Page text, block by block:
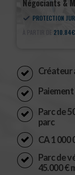
Négociants &
PROTECTION
À PARTIR DE
Créateur
Parc de
parc
CA 1 000
Parc de
45.000 €